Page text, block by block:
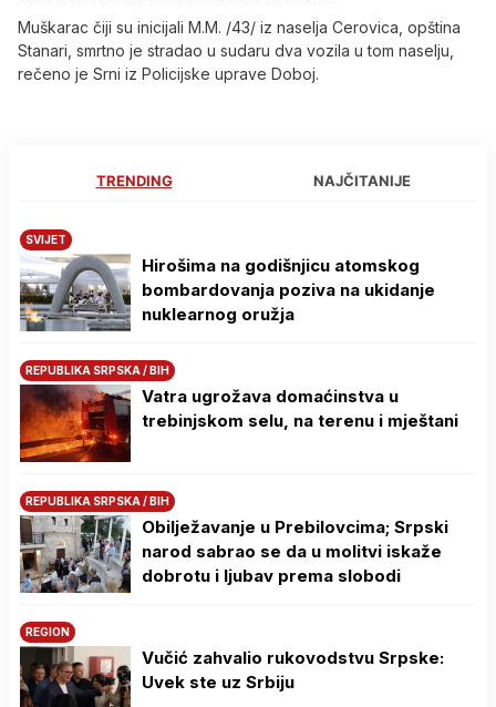
Muškarac čiji su inicijali M.M. /43/ iz naselja Cerovica, opština
Stanari, smrtno je stradao u sudaru dva vozila u tom naselju,
rečeno je Srni iz Policijske uprave Doboj.
TRENDING NAJČITANIJE
SVIJET
Hirošima na godišnjicu atomskog
bombardovanja poziva na ukidanje
nuklearnog oružja
REPUBLIKA SRPSKA / BIH
Vatra ugrožava domaćinstva u
trebinjskom selu, na terenu i mještani
REPUBLIKA SRPSKA / BIH
Obilježavanje u Prebilovcima; Srpski
narod sabrao se da u molitvi iskaže
dobrotu i ljubav prema slobodi
REGION
Vučić zahvalio rukovodstvu Srpske:
Uvek ste uz Srbiju